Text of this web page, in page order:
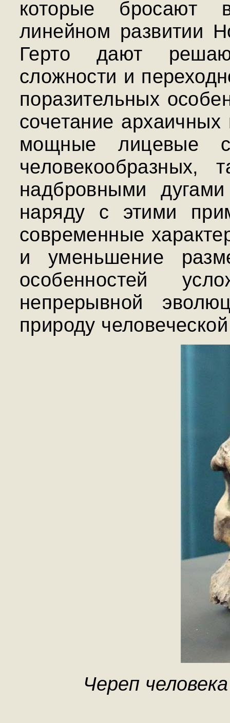
которые бросают
линейном развитии
Герто дают
сложности и
поразительных
сочетание
мощные лицевые
надбровными
наряду с этими
современные
и уменьшение
особенностей
непрерывной
природу
Череп